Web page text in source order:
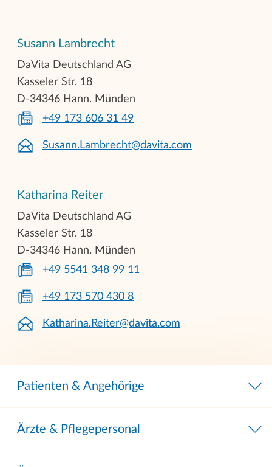
Susann Lambrecht
DaVita Deutschland AG
Kasseler Str. 18
D-34346 Hann. Münden
+49 173 606 31 49
Susann.Lambrecht@davita.com
Katharina Reiter
DaVita Deutschland AG
Kasseler Str. 18
D-34346 Hann. Münden
+49 5541 348 99 11
+49 173 570 430 8
Katharina.Reiter@davita.com
Patienten & Angehörige
Ärzte & Pflegepersonal